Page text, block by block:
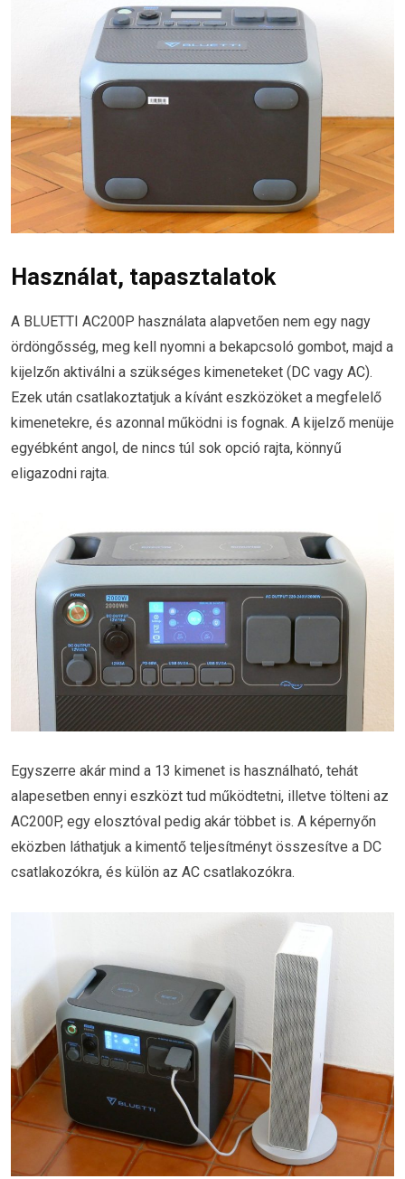
Használat, tapasztalatok
A BLUETTI AC200P használata alapvetően nem egy nagy
ördöngősség, meg kell nyomni a bekapcsoló gombot, majd a
kijelzőn aktiválni a szükséges kimeneteket (DC vagy AC).
Ezek után csatlakoztatjuk a kívánt eszközöket a megfelelő
kimenetekre, és azonnal működni is fognak. A kijelző menüje
egyébként angol, de nincs túl sok opció rajta, könnyű
eligazodni rajta.
Egyszerre akár mind a 13 kimenet is használható, tehát
alapesetben ennyi eszközt tud működtetni, illetve tölteni az
AC200P, egy elosztóval pedig akár többet is. A képernyőn
eközben láthatjuk a kimentő teljesítményt összesítve a DC
csatlakozókra, és külön az AC csatlakozókra.